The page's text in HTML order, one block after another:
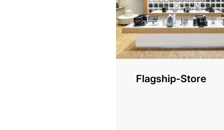
Flagship-Store